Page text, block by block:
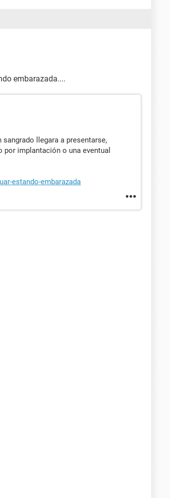
embarazada....
llegara a presentarse,
implantación o una eventual
estando-embarazada